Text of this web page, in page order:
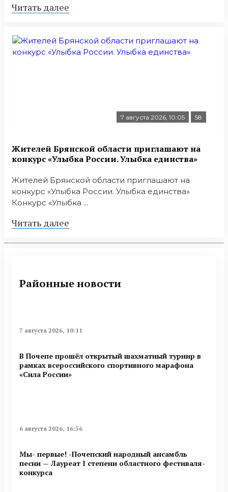
Читать далее
7 августа 2026, 10:05 58
Жителей Брянской области приглашают на
конкурс «Улыбка России. Улыбка единства»
Жителей Брянской области приглашают на
конкурс «Улыбка России. Улыбка единства»
Конкурс «Улыбка ...
Читать далее
Районные новости
7 августа 2026, 10:11
В Почепе прошёл открытый шахматный турнир в
рамках всероссийского спортивного марафона
«Сила России»
6 августа 2026, 16:56
Мы- первые! -Почепский народный ансамбль
песни — Лауреат I степени областного фестиваля-
конкурса